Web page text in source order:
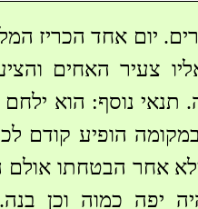
יום אחד הכריז
צעיר האחים
תנאי נוסף: הוא ילחם
הופיע קודם
אחר הבטחתו אולם
יפה כמוה וכן